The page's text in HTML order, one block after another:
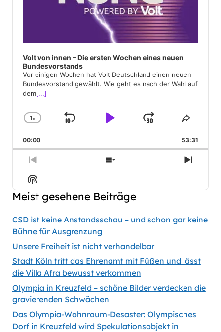
Volt von innen – Die ersten Wochen eines neuen
Bundesvorstands
Vor einigen Wochen hat Volt Deutschland einen neuen
Bundesvorstand gewählt. Wie geht es nach der Wahl auf
dem[...]
Change
Rate
1x
Skip
Play
Jump
Forward
Share
00:00 53:31
Previous
Episode
Show
Episodes
Next
Show
Podcast
Information
Meist gesehene Beiträge
CSD ist keine Anstandsschau – und schon gar keine
Bühne für Ausgrenzung
Unsere Freiheit ist nicht verhandelbar
Stadt Köln tritt das Ehrenamt mit Füßen und lässt
die Villa Afra bewusst verkommen
Olympia in Kreuzfeld – schöne Bilder verdecken die
gravierenden Schwächen
Das Olympia-Wohnraum-Desaster: Olympisches
Dorf in Kreuzfeld wird Spekulationsobjekt in